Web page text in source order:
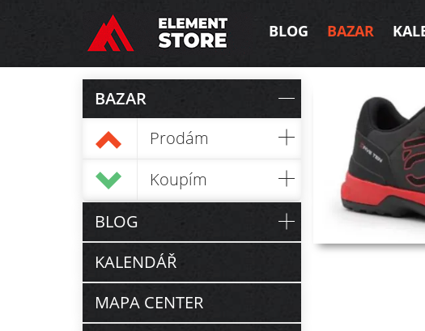
BLOG BAZAR
BAZAR
Prodám
Koupím
BLOG
KALENDÁŘ
MAPA CENTER